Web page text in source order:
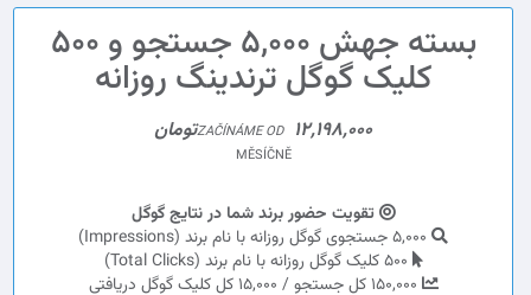
بسته جهش 5,000 جستجو و 500
کلیک گوگل ترندینگ روزانه
ZAČÍNÁME OD 12,198,000تومان
MĚSÍČNĚ
تقویت حضور برند شما در نتایج گوگل